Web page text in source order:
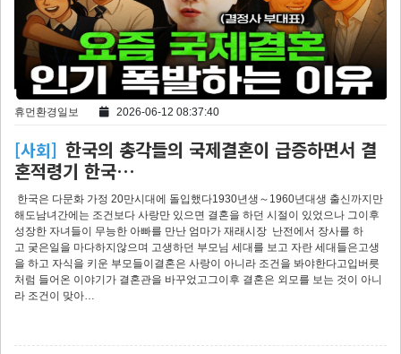
휴먼환경일보 2026-06-12 08:37:40
[사회] 한국의 총각들의 국제결혼이 급증하면서 결
혼적령기 한국…
한국은 다문화 가정 20만시대에 돌입했다1930년생～1960년대생 출신까지만
해도남녀간에는 조건보다 사랑만 있으면 결혼을 하던 시절이 있었으나 그이후
성장한 자녀들이 무능한 아빠를 만난 엄마가 재래시장 난전에서 장사를 하
고 궂은일을 마다하지않으며 고생하던 부모님 세대를 보고 자란 세대들은고생
을 하고 자식을 키운 부모들이결혼은 사랑이 아니라 조건을 봐야한다고입버릇
처럼 들어온 이야기가 결혼관을 바꾸었고그이후 결혼은 외모를 보는 것이 아니
라 조건이 맞아…